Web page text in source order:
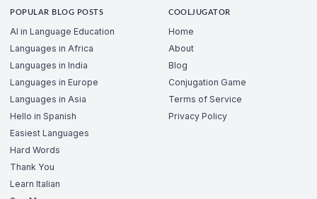
POPULAR BLOG POSTS
AI in Language Education
Languages in Africa
Languages in India
Languages in Europe
Languages in Asia
Hello in Spanish
Easiest Languages
Hard Words
Thank You
Learn Italian
COOLJUGATOR
Home
About
Blog
Conjugation Game
Terms of Service
Privacy Policy